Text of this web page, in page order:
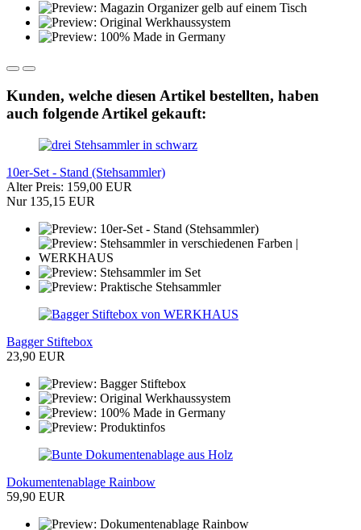
Kunden, welche diesen Artikel bestellten, haben
auch folgende Artikel gekauft:
10er-Set - Stand (Stehsammler)
Alter Preis: 159,00 EUR
Nur 135,15 EUR
Bagger Stiftebox
23,90 EUR
Dokumentenablage Rainbow
59,90 EUR